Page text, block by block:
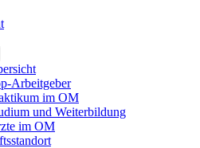
Arbeitgeber
im OM
und Weiterbildung
im OM